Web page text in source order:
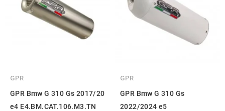
GPR
GPR Bmw G 310 Gs 2017/20
e4 E4.BM.CAT.106.M3.TN
GPR
GPR Bmw G 310 Gs
2022/2024 e5